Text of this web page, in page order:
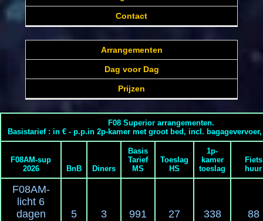
Contact
Arrangementen
Dag voor Dag
Prijzen
F08 Superior arrangementen.
Basistarief : in € - p.p.in 2p-kamer met groot bed, incl.
F08AM-sup
2026
BnB Diners
Basis
Tarief
MS
Toeslag
HS
1p-
kamer
toeslag
Fiets
huur
F08AM-
licht 6
dagen
5 3 991 27 338
88